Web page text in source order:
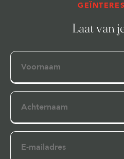
Laat van
Voornaam
Achternaam
E-
mailadres